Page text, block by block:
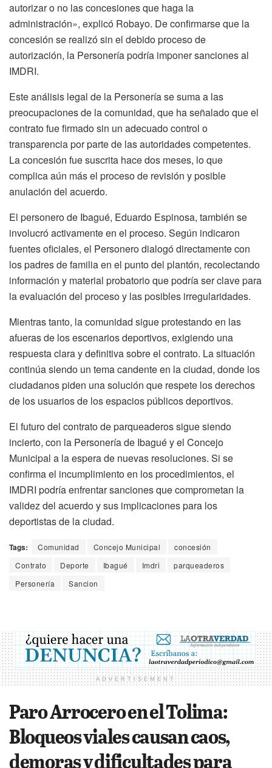
autorizar o no las concesiones que haga la
administración», explicó Robayo. De confirmarse que la
concesión se realizó sin el debido proceso de
autorización, la Personería podría imponer sanciones al
IMDRI.
Este análisis legal de la Personería se suma a las
preocupaciones de la comunidad, que ha señalado que el
contrato fue firmado sin un adecuado control o
transparencia por parte de las autoridades competentes.
La concesión fue suscrita hace dos meses, lo que
complica aún más el proceso de revisión y posible
anulación del acuerdo.
El personero de Ibagué, Eduardo Espinosa, también se
involucró activamente en el proceso. Según indicaron
fuentes oficiales, el Personero dialogó directamente con
los padres de familia en el punto del plantón, recolectando
información y material probatorio que podría ser clave para
la evaluación del proceso y las posibles irregularidades.
Mientras tanto, la comunidad sigue protestando en las
afueras de los escenarios deportivos, exigiendo una
respuesta clara y definitiva sobre el contrato. La situación
continúa siendo un tema candente en la ciudad, donde los
ciudadanos piden una solución que respete los derechos
de los usuarios de los espacios públicos deportivos.
El futuro del contrato de parqueaderos sigue siendo
incierto, con la Personería de Ibagué y el Concejo
Municipal a la espera de nuevas resoluciones. Si se
confirma el incumplimiento en los procedimientos, el
IMDRI podría enfrentar sanciones que comprometan la
validez del acuerdo y sus implicaciones para los
deportistas de la ciudad.
Tags: Comunidad Concejo Municipal
concesión
Contrato
Deporte Ibagué Imdri
parqueaderos
Personería
Sancion
ADVERTISEMENT
Paro Arrocero en el Tolima:
Bloqueos viales causan caos,
demoras y dificultades para